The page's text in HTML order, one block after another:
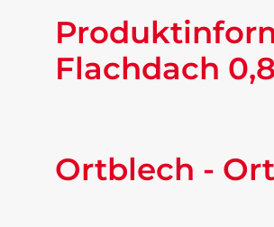
Flachdach
Ortblech -